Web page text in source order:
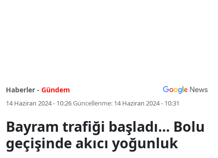
Haberler - Gündem
14 Haziran 2024 - 10:26Güncellenme: 14 Haziran 2024 - 10:31
Bayram trafiği başladı... Bolu
geçişinde akıcı yoğunluk